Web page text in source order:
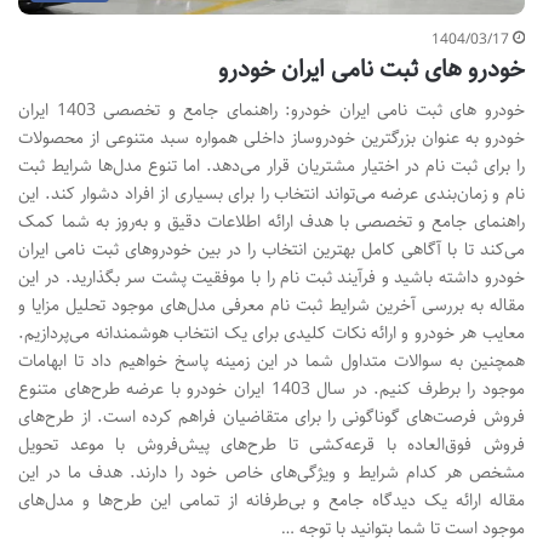
1404/03/17
خودرو های ثبت نامی ایران خودرو
خودرو های ثبت نامی ایران خودرو: راهنمای جامع و تخصصی 1403 ایران
خودرو به عنوان بزرگترین خودروساز داخلی همواره سبد متنوعی از محصولات
را برای ثبت نام در اختیار مشتریان قرار می‌دهد. اما تنوع مدل‌ها شرایط ثبت
نام و زمان‌بندی عرضه می‌تواند انتخاب را برای بسیاری از افراد دشوار کند. این
راهنمای جامع و تخصصی با هدف ارائه اطلاعات دقیق و به‌روز به شما کمک
می‌کند تا با آگاهی کامل بهترین انتخاب را در بین خودروهای ثبت نامی ایران
خودرو داشته باشید و فرآیند ثبت نام را با موفقیت پشت سر بگذارید. در این
مقاله به بررسی آخرین شرایط ثبت نام معرفی مدل‌های موجود تحلیل مزایا و
معایب هر خودرو و ارائه نکات کلیدی برای یک انتخاب هوشمندانه می‌پردازیم.
همچنین به سوالات متداول شما در این زمینه پاسخ خواهیم داد تا ابهامات
موجود را برطرف کنیم. در سال 1403 ایران خودرو با عرضه طرح‌های متنوع
فروش فرصت‌های گوناگونی را برای متقاضیان فراهم کرده است. از طرح‌های
فروش فوق‌العاده با قرعه‌کشی تا طرح‌های پیش‌فروش با موعد تحویل
مشخص هر کدام شرایط و ویژگی‌های خاص خود را دارند. هدف ما در این
مقاله ارائه یک دیدگاه جامع و بی‌طرفانه از تمامی این طرح‌ها و مدل‌های
موجود است تا شما بتوانید با توجه …